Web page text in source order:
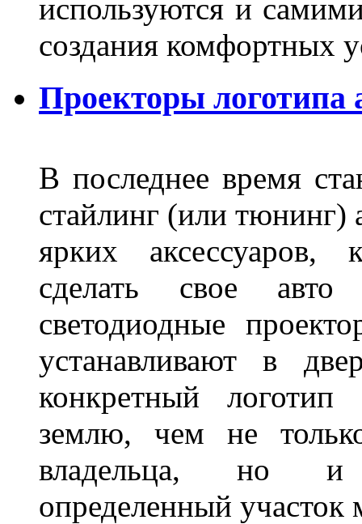
используются и
создания комфортных
Проекторы логотипа
В последнее время
стайлинг (или тюнинг)
ярких аксессуаров,
сделать свое
светодиодные
устанавливают в
конкретный логотип
землю, чем не
владельца, но и
определенный участок